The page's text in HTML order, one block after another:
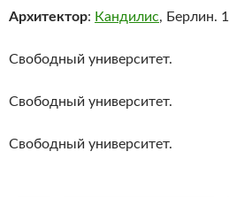
Архитектор: Кандилис, Берлин.
Свободный университет.
Свободный университет.
Свободный университет.